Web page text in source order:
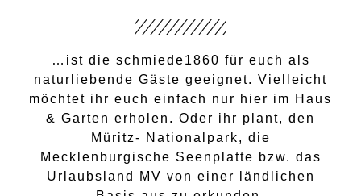
…ist die schmiede1860 für euch als
naturliebende Gäste geeignet. Vielleicht
möchtet ihr euch einfach nur hier im Haus
& Garten erholen. Oder ihr plant, den
Müritz- Nationalpark, die
Mecklenburgische Seenplatte bzw. das
Urlaubsland MV von einer ländlichen